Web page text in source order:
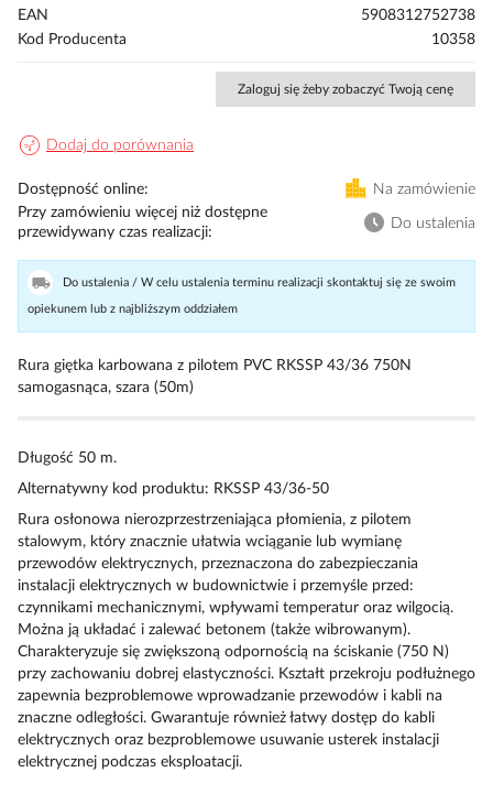
EAN
5908312752738
Kod Producenta
10358
Zaloguj się żeby zobaczyć Twoją cenę
Dodaj do porównania
Dostępność online
Na zamówienie
Przy zamówieniu więcej niż dostępne
przewidywany czas realizacji
Do ustalenia
Do ustalenia / W celu ustalenia terminu realizacji skontaktuj się ze swoim
opiekunem lub z najbliższym oddziałem
Rura giętka karbowana z pilotem PVC RKSSP 43/36 750N
samogasnąca, szara (50m)
Długość 50 m.
Alternatywny kod produktu: RKSSP 43/36-50
Rura osłonowa nierozprzestrzeniająca płomienia, z pilotem
stalowym, który znacznie ułatwia wciąganie lub wymianę
przewodów elektrycznych, przeznaczona do zabezpieczania
instalacji elektrycznych w budownictwie i przemyśle przed:
czynnikami mechanicznymi, wpływami temperatur oraz wilgocią.
Można ją układać i zalewać betonem (także wibrowanym).
Charakteryzuje się zwiększoną odpornością na ściskanie (750 N)
przy zachowaniu dobrej elastyczności. Kształt przekroju podłużnego
zapewnia bezproblemowe wprowadzanie przewodów i kabli na
znaczne odległości. Gwarantuje również łatwy dostęp do kabli
elektrycznych oraz bezproblemowe usuwanie usterek instalacji
elektrycznej podczas eksploatacji.